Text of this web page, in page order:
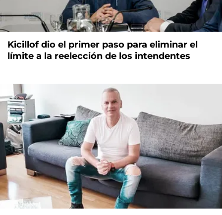
Kicillof dio el primer paso para eliminar el
límite a la reelección de los intendentes